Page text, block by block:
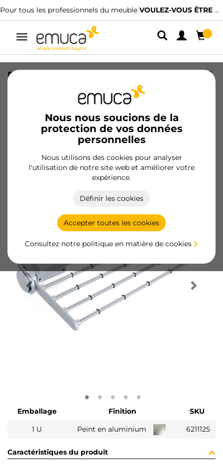
Pour tous les professionnels du meuble VOULEZ-VOUS ÊTRE CLIENT ?
Alterner
navigation
Nous nous soucions de la
protection de vos données
personnelles
Nous utilisons des cookies pour analyser
l'utilisation de notre site web et améliorer votre
expérience.
Définir les cookies
Accepter toutes les cookies
Consultez notre politique en matière de cookies
Porte-pantalons latéral extractible Self,
Peint en aluminium, Acier et Plastique.
Devenir client
Fiche produit
Emballage Finition
SKU
1 U
Peint en aluminium 6211125
Caractéristiques du produit